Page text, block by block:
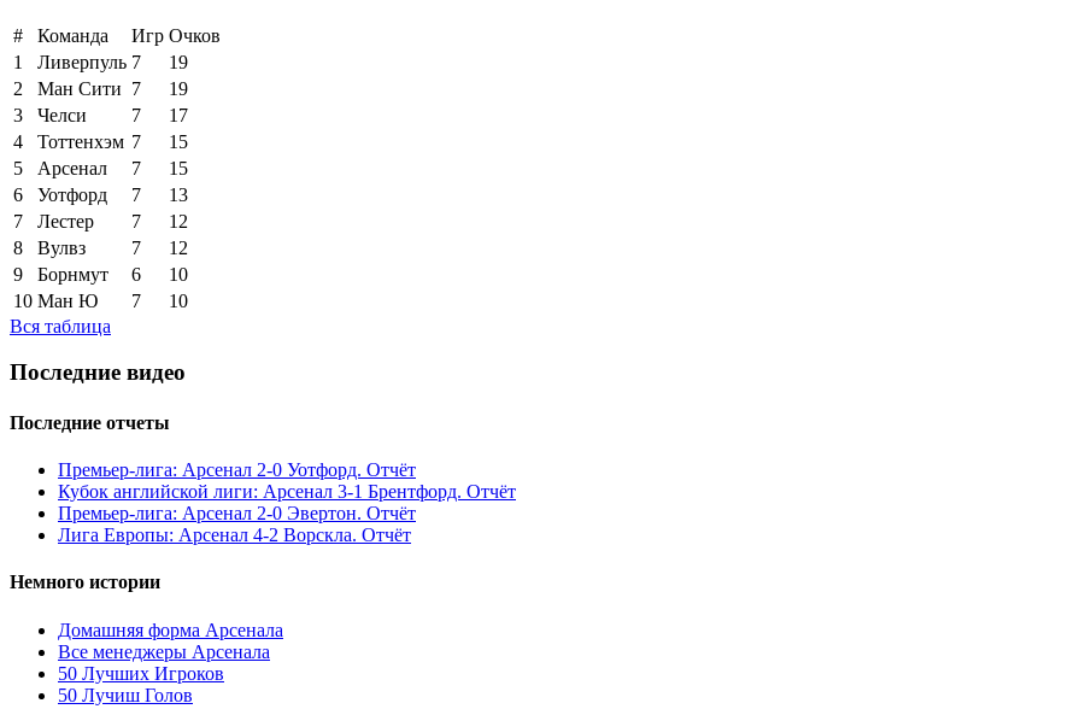
# Команда Игр Очков
1
Ливерпуль 7
19
2
Ман Сити 7
19
3
Челси 7
17
4
Тоттенхэм 7
15
5
Арсенал 7
15
6
Уотфорд 7
13
7
Лестер 7
12
8
Вулвз 7
12
9
Борнмут 6
10
10 Ман Ю 7
10
Вся таблица
Последние видео
Последние отчеты
Премьер-лига: Арсенал 2-0 Уотфорд. Отчёт
Кубок английской лиги: Арсенал 3-1 Брентфорд. Отчёт
Премьер-лига: Арсенал 2-0 Эвертон. Отчёт
Лига Европы: Арсенал 4-2 Ворскла. Отчёт
Немного истории
Домашняя форма Арсенала
Все менеджеры Арсенала
50 Лучших Игроков
50 Лучиш Голов